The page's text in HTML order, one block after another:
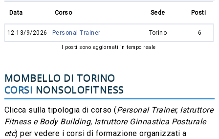
Data Corso Sede Posti
12-13/9/2026 Personal Trainer Torino 6
I posti sono aggiornati in tempo reale
MOMBELLO DI TORINO
CORSI NONSOLOFITNESS
Clicca sulla tipologia di corso (Personal Trainer, Istruttore
Fitness e Body Building, Istruttore Ginnastica Posturale
etc) per vedere i corsi di formazione organizzati a